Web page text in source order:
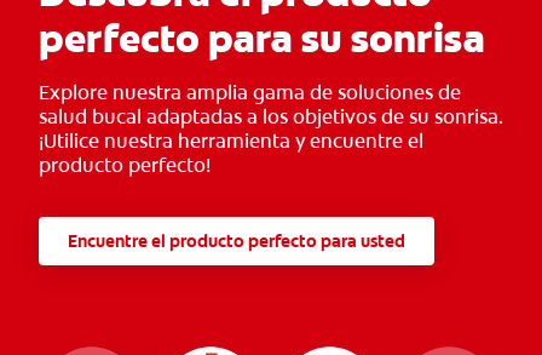
perfecto para su sonrisa
Explore nuestra amplia gama de soluciones de
salud bucal adaptadas a los objetivos de su sonrisa.
¡Utilice nuestra herramienta y encuentre el
producto perfecto!
Encuentre el producto perfecto para usted